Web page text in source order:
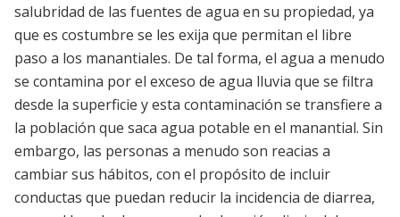
salubridad de las fuentes de agua en su propiedad, ya
que es costumbre se les exija que permitan el libre
paso a los manantiales. De tal forma, el agua a menudo
se contamina por el exceso de agua lluvia que se filtra
desde la superficie y esta contaminación se transfiere a
la población que saca agua potable en el manantial. Sin
embargo, las personas a menudo son reacias a
cambiar sus hábitos, con el propósito de incluir
conductas que puedan reducir la incidencia de diarrea,